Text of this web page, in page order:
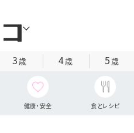
3歳 4歳 5歳
健康・安全 食とレシピ